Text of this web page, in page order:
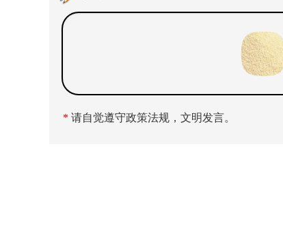
* 请自觉遵守政策法规，文明发言。